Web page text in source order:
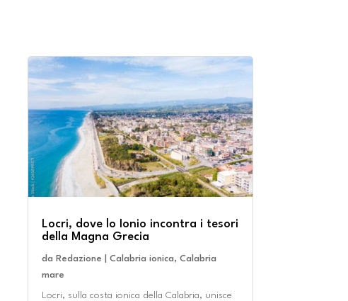
Locri, dove lo Ionio incontra i tesori
della Magna Grecia
da Redazione Calabria ionica, Calabria
mare
Locri, sulla costa ionica della Calabria, unisce